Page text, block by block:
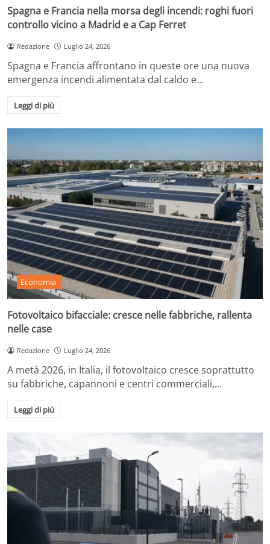
Spagna e Francia nella morsa degli incendi: roghi fuori
controllo vicino a Madrid e a Cap Ferret
Redazione Luglio 24, 2026
Spagna e Francia affrontano in queste ore una nuova
emergenza incendi alimentata dal caldo e…
Leggi di più
Economia
Fotovoltaico bifacciale: cresce nelle fabbriche, rallenta
nelle case
Redazione Luglio 24, 2026
A metà 2026, in Italia, il fotovoltaico cresce soprattutto
su fabbriche, capannoni e centri commerciali,…
Leggi di più